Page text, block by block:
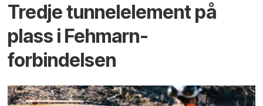
Tredje tunnel­element på
plass i Fehmarn-
forbindelsen